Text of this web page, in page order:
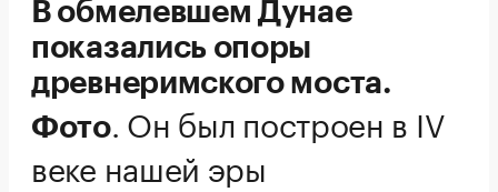
В обмелевшем Дунае
показались опоры
древнеримского моста.
Фото. Он был построен в IV
веке нашей эры